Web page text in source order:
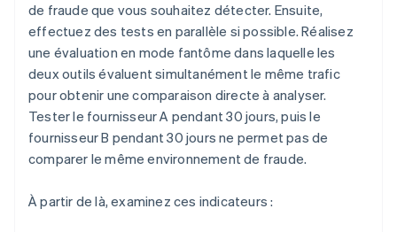
de fraude que vous souhaitez détecter. Ensuite,
effectuez des tests en parallèle si possible. Réalisez
une évaluation en mode fantôme dans laquelle les
deux outils évaluent simultanément le même trafic
pour obtenir une comparaison directe à analyser.
Tester le fournisseur A pendant 30 jours, puis le
fournisseur B pendant 30 jours ne permet pas de
comparer le même environnement de fraude.
À partir de là, examinez ces indicateurs :